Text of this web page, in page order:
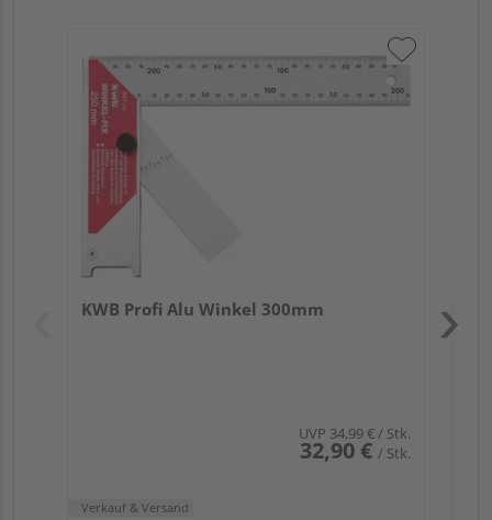
KWB Profi Alu Winkel 300mm
UVP 34,99 €/ Stk.
32,90 € / Stk.
Verkauf & Versand